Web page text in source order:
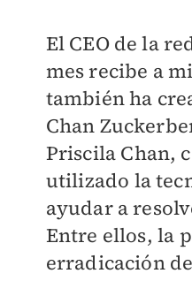
El CEO de la
mes recibe a
también ha
Chan
Priscila Chan,
utilizado la
ayudar a
Entre ellos, la
erradicación